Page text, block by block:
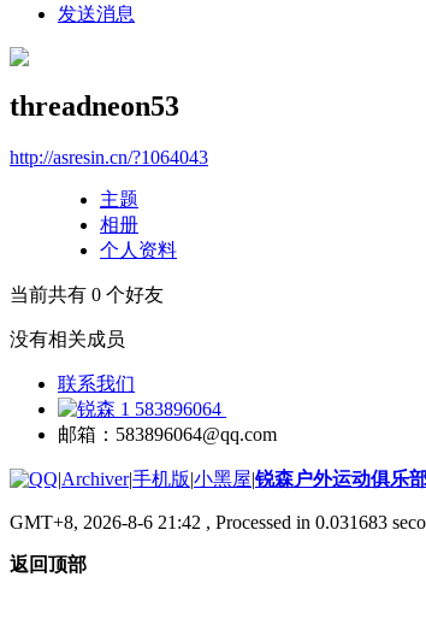
发送消息
threadneon53
http://asresin.cn/?1064043
主题
相册
个人资料
当前共有 0 个好友
没有相关成员
联系我们
583896064
邮箱：583896064@qq.com
|Archiver|手机版|小黑屋|锐森户外运动俱乐
GMT+8, 2026-8-6 21:42 , Processed in 0.031683
返回顶部